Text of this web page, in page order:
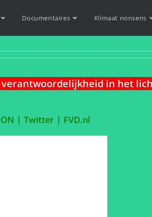
Documentaires Klimaat nonsens
in het
| Twitter | FVD.nl